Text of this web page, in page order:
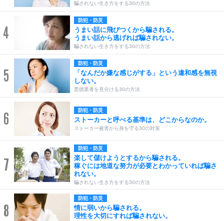
騙されない生き方をする30の方法
4
防犯・防災
うまい話に飛びつくから騙される。
うまい話から逃げれば騙されない。
騙されない生き方をする30の方法
5
防犯・防災
「なんだか嫌な感じがする」という違和感を無視
しない。
悪徳業者を見分ける30の方法
6 防犯・防災
ストーカーと呼べる基準は、どこからなのか。
ストーカー被害から身を守る30の対策
7
防犯・防災
楽して儲けようとするから騙される。
稼ぐには地道な努力が必要とわかっていれば騙さ
れない。
騙されない生き方をする30の方法
8
防犯・防災
情に弱いから騙される。
理性を大切にすれば騙されない。